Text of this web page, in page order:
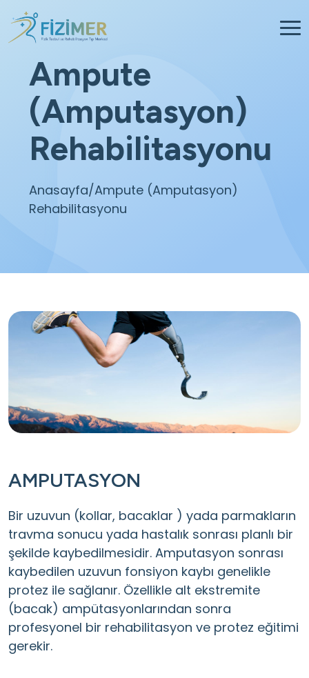
Ampute
(Amputasyon)
Rehabilitasyonu
Anasayfa/Ampute (Amputasyon)
Rehabilitasyonu
AMPUTASYON
Bir uzuvun (kollar, bacaklar ) yada parmakların
travma sonucu yada hastalık sonrası planlı bir
şekilde kaybedilmesidir. Amputasyon sonrası
kaybedilen uzuvun fonsiyon kaybı genelikle
protez ile sağlanır. Özellikle alt ekstremite
(bacak) ampütasyonlarından sonra
profesyonel bir rehabilitasyon ve protez eğitimi
gerekir.